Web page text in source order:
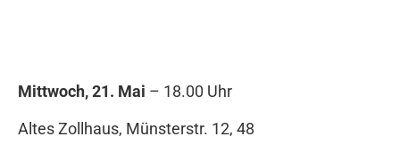
Mittwoch, 21. Mai – 18.00 Uhr
Altes Zollhaus, Münsterstr. 12, 48